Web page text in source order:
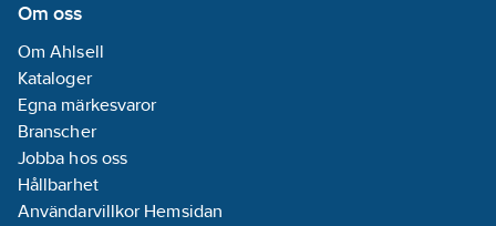
Om oss
Om Ahlsell
Kataloger
Egna märkesvaror
Branscher
Jobba hos oss
Hållbarhet
Användarvillkor Hemsidan